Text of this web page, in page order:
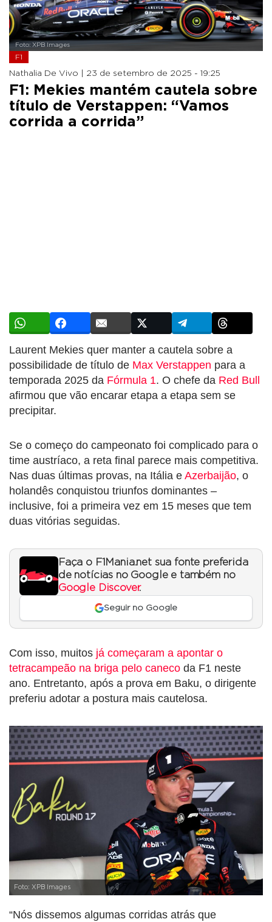
Foto: XPB Images
F1
Nathalia De Vivo | 23 de setembro de 2025 - 19:25
F1: Mekies mantém cautela sobre
título de Verstappen: “Vamos
corrida a corrida”
Laurent Mekies quer manter a cautela sobre a
possibilidade de título de Max Verstappen para a
temporada 2025 da Fórmula 1. O chefe da Red Bull
afirmou que vão encarar etapa a etapa sem se
precipitar.
Se o começo do campeonato foi complicado para o
time austríaco, a reta final parece mais competitiva.
Nas duas últimas provas, na Itália e Azerbaijão, o
holandês conquistou triunfos dominantes –
inclusive, foi a primeira vez em 15 meses que tem
duas vitórias seguidas.
Faça o F1Mania.net sua fonte preferida
de notícias no Google e também no
Google Discover.
Seguir no Google
Com isso, muitos já começaram a apontar o
tetracampeão na briga pelo caneco da F1 neste
ano. Entretanto, após a prova em Baku, o dirigente
preferiu adotar a postura mais cautelosa.
Foto: XPB Images
“Nós dissemos algumas corridas atrás que